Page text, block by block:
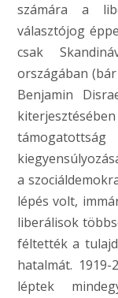
számára a
választójog
csak
országában
Benjamin
a
lépés volt,
liberálisok
féltették a
hatalmát.
léptek